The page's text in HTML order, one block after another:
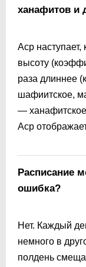
ханафитов и
Аср
высоту
раза длиннее
шафиитское,
—
Аср
Расписание
ошибка?
Нет. Каждый
немного в
полдень